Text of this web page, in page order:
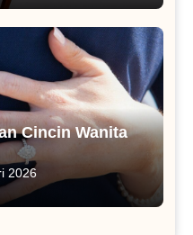
Cincin Wanita
2026